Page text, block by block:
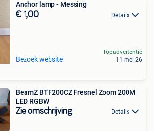
Anchor lamp - Messing
€ 1,00 Details
Bezoek website
Topadvertentie
11 mei 26
BeamZ BTF200CZ Fresnel Zoom 200M
LED RGBW
Zie omschrijving Details